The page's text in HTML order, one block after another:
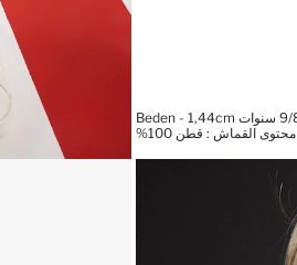
محتوى القماش : قطن 100%